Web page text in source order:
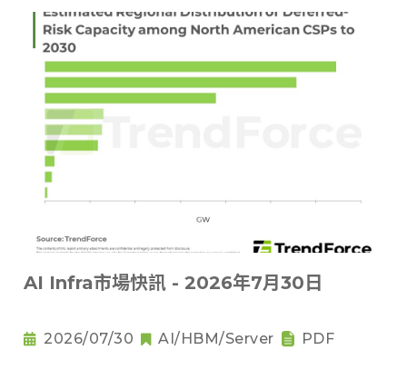
AI Infra市場快訊 - 2026年7月30日
2026/07/30 AI/HBM/Server PDF